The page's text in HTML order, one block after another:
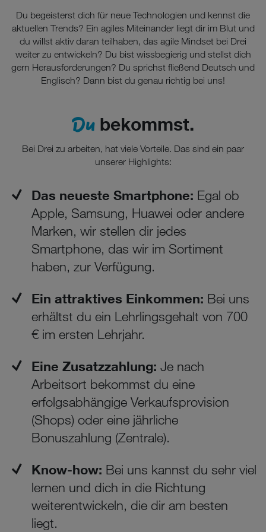
Du begeisterst dich für neue Technologien und kennst die
aktuellen Trends? Ein agiles Miteinander liegt dir im Blut und
du willst aktiv daran teilhaben, das agile Mindset bei Drei
weiter zu entwickeln? Du bist wissbegierig und stellst dich
gern Herausforderungen? Du sprichst fließend Deutsch und
Englisch? Dann bist du genau richtig bei uns!
Du bekommst.
Bei Drei zu arbeiten, hat viele Vorteile. Das sind ein paar
unserer Highlights:
Das neueste Smartphone: Egal ob
Apple, Samsung, Huawei oder andere
Marken, wir stellen dir jedes
Smartphone, das wir im Sortiment
haben, zur Verfügung.
Ein attraktives Einkommen: Bei uns
erhältst du ein Lehrlingsgehalt von 700
€ im ersten Lehrjahr.
Eine Zusatzzahlung: Je nach
Arbeitsort bekommst du eine
erfolgsabhängige Verkaufsprovision
(Shops) oder eine jährliche
Bonuszahlung (Zentrale).
Know-how: Bei uns kannst du sehr viel
lernen und dich in die Richtung
weiterentwickeln, die dir am besten
liegt.
Sie nur jene Cookies im Einsatz, die zur Funktion dieser
Website unerlässlich sind.